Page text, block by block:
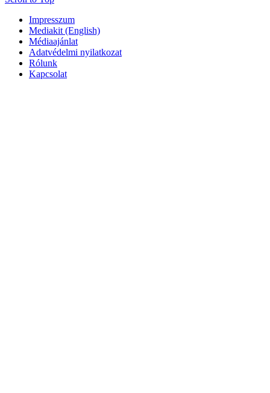
Impresszum
Mediakit (English)
Médiaajánlat
Adatvédelmi nyilatkozat
Rólunk
Kapcsolat